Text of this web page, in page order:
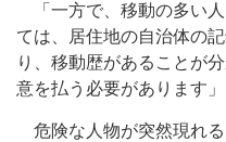
「一方で、移動の多い
ては、居住地の自治体の
り、移動歴があることが
意を払う必要があります
危険な人物が突然現れ